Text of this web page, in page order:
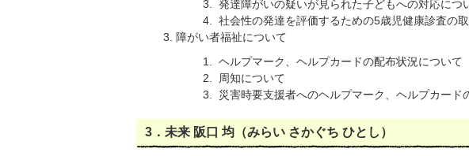
発達障がいの疑いが見られた子どもへの対応につ
社会性の発達を評価するための5歳児健康診査の
障がい者福祉について
ヘルプマーク、ヘルプカードの配布状況について
周知について
災害時要支援者へのヘルプマーク、ヘルプカード
3．未来 阪口 均（みらい さかぐち ひとし）